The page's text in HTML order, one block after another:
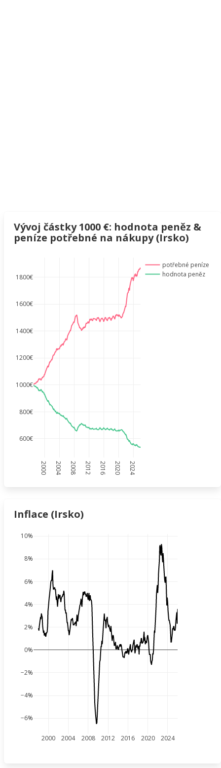
Vývoj částky 1000 €: hodnota peněz &
peníze potřebné na nákupy (Irsko)
2000 2004 2008 2012 2016 2020 2024
600€
800€
1000€
1200€
1400€
1600€
1800€
potřebné peníze
hodnota peněz
Inflace (Irsko)
2000 2004 2008 2012 2016 2020 2024
−6%
−4%
−2%
0%
2%
4%
6%
8%
10%